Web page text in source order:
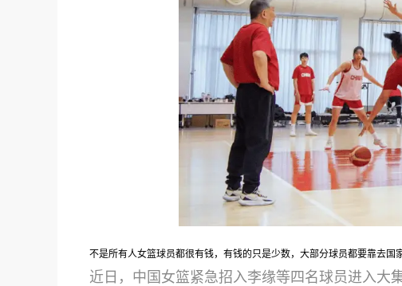
不是所有人女篮球员都很有钱，有钱的只是少数，大部分球员都要靠去国
近日，中国女篮紧急招入李缘等四名球员进入大